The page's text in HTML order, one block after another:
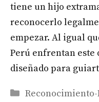
tiene un hijo
reconocerlo
empezar. Al igual
Perú enfrentan este
diseñado para
Categories